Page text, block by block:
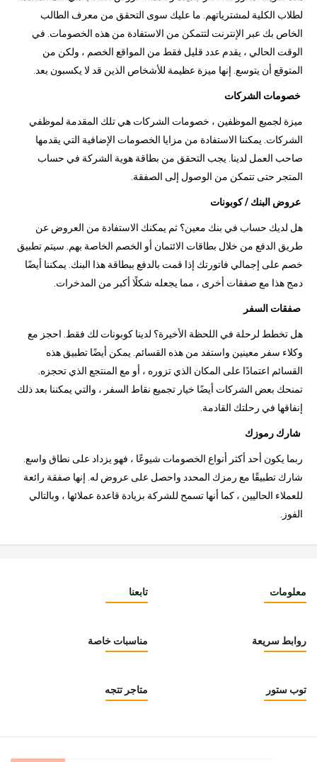
لطلاب الكلية لمشترياتهم. ما عليك سوى التحقق من معرف الطالب
الخاص بك عبر الإنترنت لتتمكن من الاستفادة من هذه الخصومات. في
الوقت الحالي ، يقدم عدد قليل فقط من المواقع الخصم ، ولكن من
المتوقع أن يتوسع. إنها ميزة عظيمة للأشخاص الذين قد لا يكسبون بعد.
خصومات الشركات
ميزة لجميع الموظفين ، خصومات الشركات هي تلك المقدمة لموظفي
الشركات. يمكننا الاستفادة من مزايا الخصومات الإضافية التي يقدمها
صاحب العمل لدينا. يجب التحقق من بطاقة هوية الشركة في حساب
المتجر حتى تتمكن من الوصول إلى الصفقة.
عروض البنك / كوبونات
هل لديك حساب في بنك معين؟ ثم يمكنك الاستفادة من العروض عن
طريق الدفع من خلال بطاقات الائتمان أو الخصم الخاصة بهم. سيتم تطبيق
خصم على إجمالي فاتورتك إذا قمت بالدفع ببطاقة هذا البنك. يمكننا أيضًا
دمج هذا مع صفقات أخرى ، مما يجعله شكلًا أكبر من المدخرات.
صفقات السفر
هل تخطط لرحلة في اللحظة الأخيرة؟ لدينا كوبونات لك فقط. احجز مع
وكلاء سفر معينين واستفد من هذه القسائم. يمكن أيضًا تطبيق هذه
القسائم اعتمادًا على المكان الذي تزوره ، أو مع المنتجع الذي تحجزه.
تمنحك بعض الشركات أيضًا خيار تجميع نقاط السفر ، والتي يمكننا بعد ذلك
إنفاقها في رحلتك القادمة.
شارك رموزك
ربما يكون أحد أكثر أنواع الخصومات شيوعًا ، فهو يزداد على نطاق واسع.
شارك تطبيقًا مع رمزك المحدد واحصل على عروض له. إنها صفقة رائعة
للعملاء الحاليين ، كما أنها تسمح للشركة بزيادة قاعدة عملائها ، وبالتالي
الفوز.
تابعنا معلومات
مناسبات خاصة روابط سريعة
متاجر تتجه توب ستور